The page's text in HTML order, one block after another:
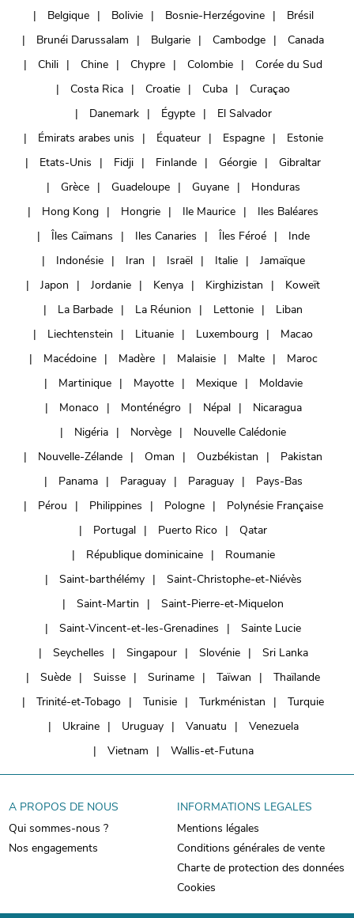
Belgique
Bolivie Bosnie-Herzégovine
Brésil
Brunéi Darussalam
Bulgarie Cambodge
Canada
Chili
Chine Chypre Colombie
Corée du Sud
Costa Rica
Croatie Cuba
Curaçao
Danemark
Égypte
El Salvador
Émirats arabes unis
Équateur Espagne
Estonie
Etats-Unis
Fidji Finlande Géorgie
Gibraltar
Grèce
Guadeloupe Guyane
Honduras
Hong Kong
Hongrie Ile Maurice
Iles Baléares
Îles Caïmans
Iles Canaries Îles Féroé
Inde
Indonésie
Iran Israël Italie
Jamaïque
Japon
Jordanie Kenya Kirghizistan
Koweït
La Barbade
La Réunion Lettonie
Liban
Liechtenstein
Lituanie Luxembourg
Macao
Macédoine
Madère Malaisie Malte
Maroc
Martinique
Mayotte Mexique
Moldavie
Monaco
Monténégro Népal
Nicaragua
Nigéria
Norvège
Nouvelle Calédonie
Nouvelle-Zélande
Oman Ouzbékistan
Pakistan
Panama
Paraguay Paraguay
Pays-Bas
Pérou
Philippines Pologne
Polynésie Française
Portugal
Puerto Rico
Qatar
République dominicaine
Roumanie
Saint-barthélémy
Saint-Christophe-et-Niévès
Saint-Martin
Saint-Pierre-et-Miquelon
Saint-Vincent-et-les-Grenadines
Sainte Lucie
Seychelles
Singapour Slovénie
Sri Lanka
Suède
Suisse Suriname Taïwan
Thaïlande
Trinité-et-Tobago
Tunisie Turkménistan
Turquie
Ukraine
Uruguay Vanuatu
Venezuela
Vietnam
Wallis-et-Futuna
A PROPOS DE NOUS
Qui sommes-nous ?
Nos engagements
INFORMATIONS LEGALES
Mentions légales
Conditions générales de vente
Charte de protection des données
Cookies